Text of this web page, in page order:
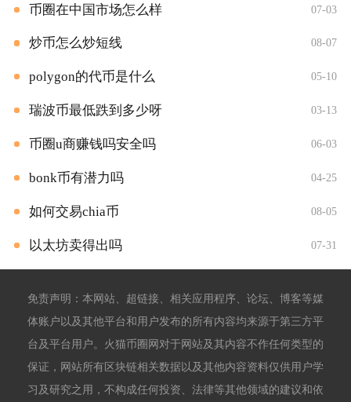
币圈在中国市场怎么样 07-03
炒币怎么炒短线 08-07
polygon的代币是什么 05-10
瑞波币最低跌到多少呀 03-13
币圈u商赚钱吗安全吗 06-03
bonk币有潜力吗 04-25
如何交易chia币 08-05
以太坊卖得出吗 07-31
免责声明：本网站、超链接、相关应用程序、论坛、博客等媒
体账户以及其他平台和用户发布的所有内容均来源于第三方平
台及平台用户。火猫币圈网对于网站及其内容不作任何类型的
保证，网站所有区块链相关数据以及其他内容资料仅供用户学
习及研究之用，不构成任何投资、法律等其他领域的建议和依